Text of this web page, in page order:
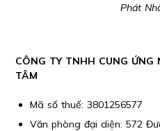
Phát
CÔNG TY TNHH CUNG
TÂM
Mã số thuế: 3801256577
Văn phòng đại diện: 572